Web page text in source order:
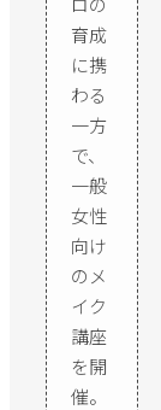
育成
に携
わる
一方
で、
一般
女性
向け
のメ
イク
講座
を開
催。